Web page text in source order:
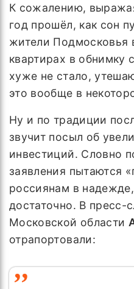
К сожалению,
год прошёл, как сон
жители Подмосковья
квартирах в обнимку
хуже не стало,
это вообще в
Ну и по традиции
звучит посыл об
инвестиций. Словно
заявления пытаются
россиянам в надежде,
достаточно. В пресс-
Московской области
отрапортовали: